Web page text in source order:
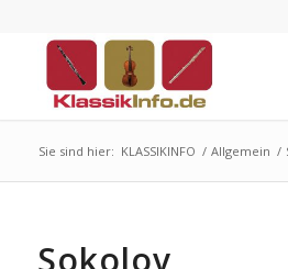
Sie sind hier: KLASSIKINFO / Allgemein /
Sokolov